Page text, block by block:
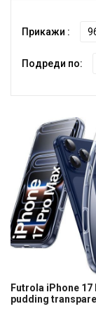
Прикажи :
Подреди по:
Futrola iPhone 17
pudding